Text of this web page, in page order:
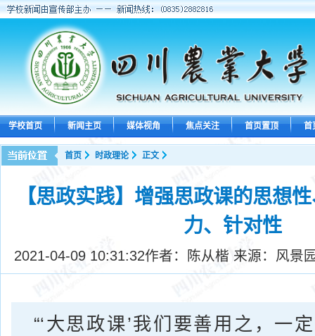
学校首页 新闻主页 媒体视角 焦点关注 首页置顶 首
首页 时政理论 正文
【思政实践】增强思政课的思想
力、针对性
2021-04-09 10:31:32作者：陈从楷 来源：风景
“‘大思政课’我们要善用之，一